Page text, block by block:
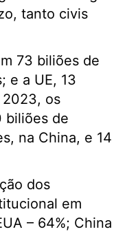
tanto civis
73 biliões de
e a UE, 13
2023, os
biliões de
na China, e 14
dos
em
– 64%; China